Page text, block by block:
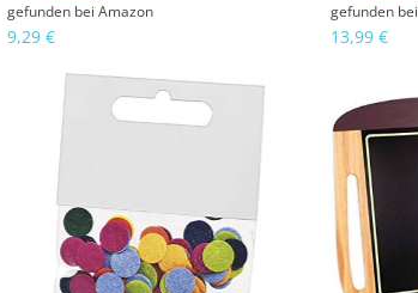
gefunden bei Amazon
9,29 €
gefunden bei
13,99 €